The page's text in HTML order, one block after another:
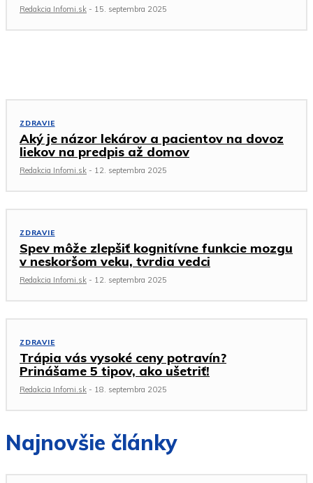
Redakcia Infomi.sk - 15. septembra 2025
ZDRAVIE
Aký je názor lekárov a pacientov na dovoz
liekov na predpis až domov
Redakcia Infomi.sk - 12. septembra 2025
ZDRAVIE
Spev môže zlepšiť kognitívne funkcie mozgu
v neskoršom veku, tvrdia vedci
Redakcia Infomi.sk - 12. septembra 2025
ZDRAVIE
Trápia vás vysoké ceny potravín?
Prinášame 5 tipov, ako ušetriť!
Redakcia Infomi.sk - 18. septembra 2025
Najnovšie články